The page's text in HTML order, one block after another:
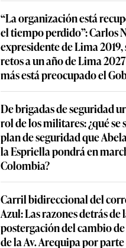
“La organización está
el tiempo perdido”: Carlos
expresidente de Lima 2019,
retos a un año de Lima
más está preocupado el
De brigadas de seguridad
rol de los militares: ¿qué se
plan de seguridad que
la Espriella pondrá en
Colombia?
Carril bidireccional del
Azul: Las razones detrás de
postergación del cambio
de la Av. Arequipa por